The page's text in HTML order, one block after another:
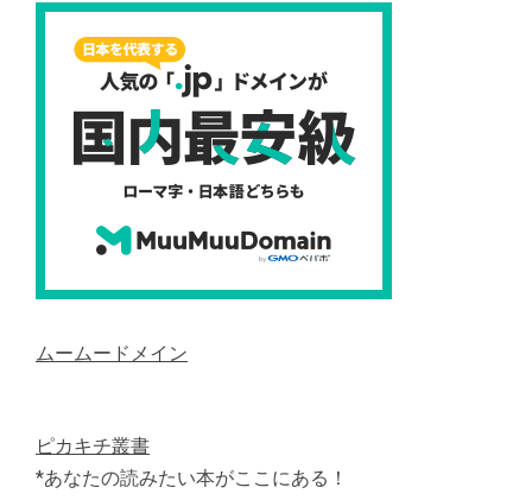
ムームードメイン
ピカキチ叢書
*あなたの読みたい本がここにある！